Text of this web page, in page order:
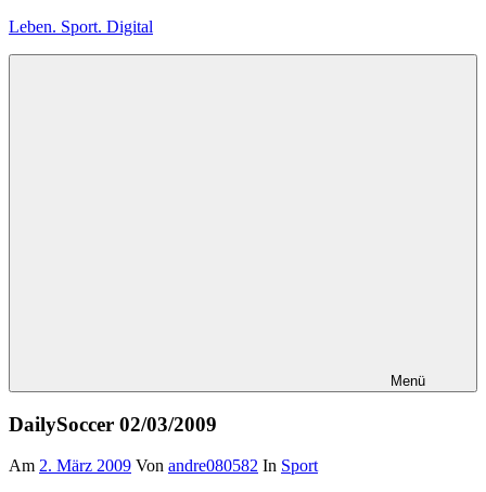
Zum
Leben. Sport. Digital
Menü
DailySoccer 02/03/2009
Am 2. März 2009 Von andre080582 In Sport